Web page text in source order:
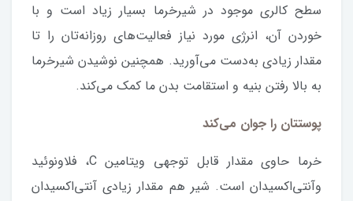
سطح کالری موجود در شیرخرما بسیار زیاد است و با
خوردن آن، انرژی مورد نیاز فعالیت‌های روزانه‌تان را ‌تا
مقدار زیادی به‌دست می‌آورید. همچنین نوشیدن شیرخرما
به بالا رفتن بنیه و استقامت بدن‌ ما کمک می‌‌کند.
پوستتان را جوان می‌کند
خرما حاوی مقدار قابل‌ توجهی ویتامین C، فلاونوئید
وآنتی‌اکسیدان است. شیر هم مقدار زیادی آنتی‌اکسیدان